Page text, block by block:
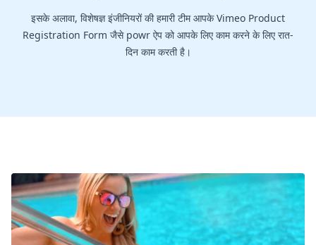
इसके अलावा, विशेषज्ञ इंजीनियरों की हमारी टीम आपके Vimeo Product
Registration Form जैसे powr ऐप को आपके लिए काम करने के लिए रात-
दिन काम करती है।